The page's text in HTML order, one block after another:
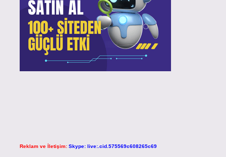
Reklam ve İletişim: Skype: live:.cid.575569c608265c69